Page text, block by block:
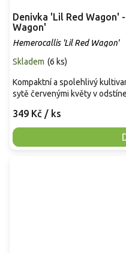
Denivka 'Lil Red Wagon'
Wagon'
Hemerocallis 'Lil Red Wagon'
Skladem (6 ks)
349 Kč / ks
Kompaktní a spolehlivý
sytě červenými květy v